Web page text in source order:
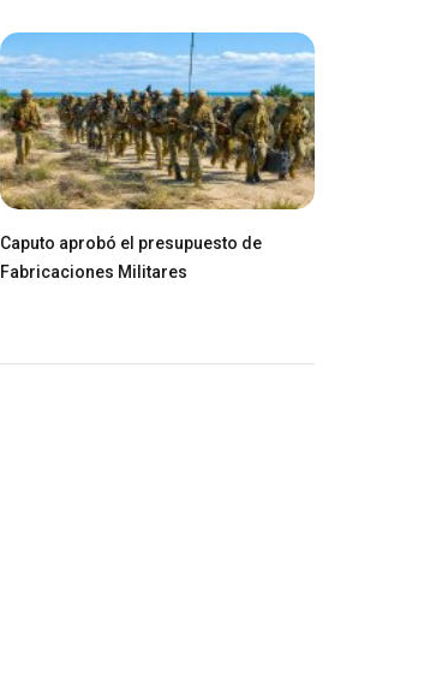
Caputo aprobó el presupuesto de
Fabricaciones Militares